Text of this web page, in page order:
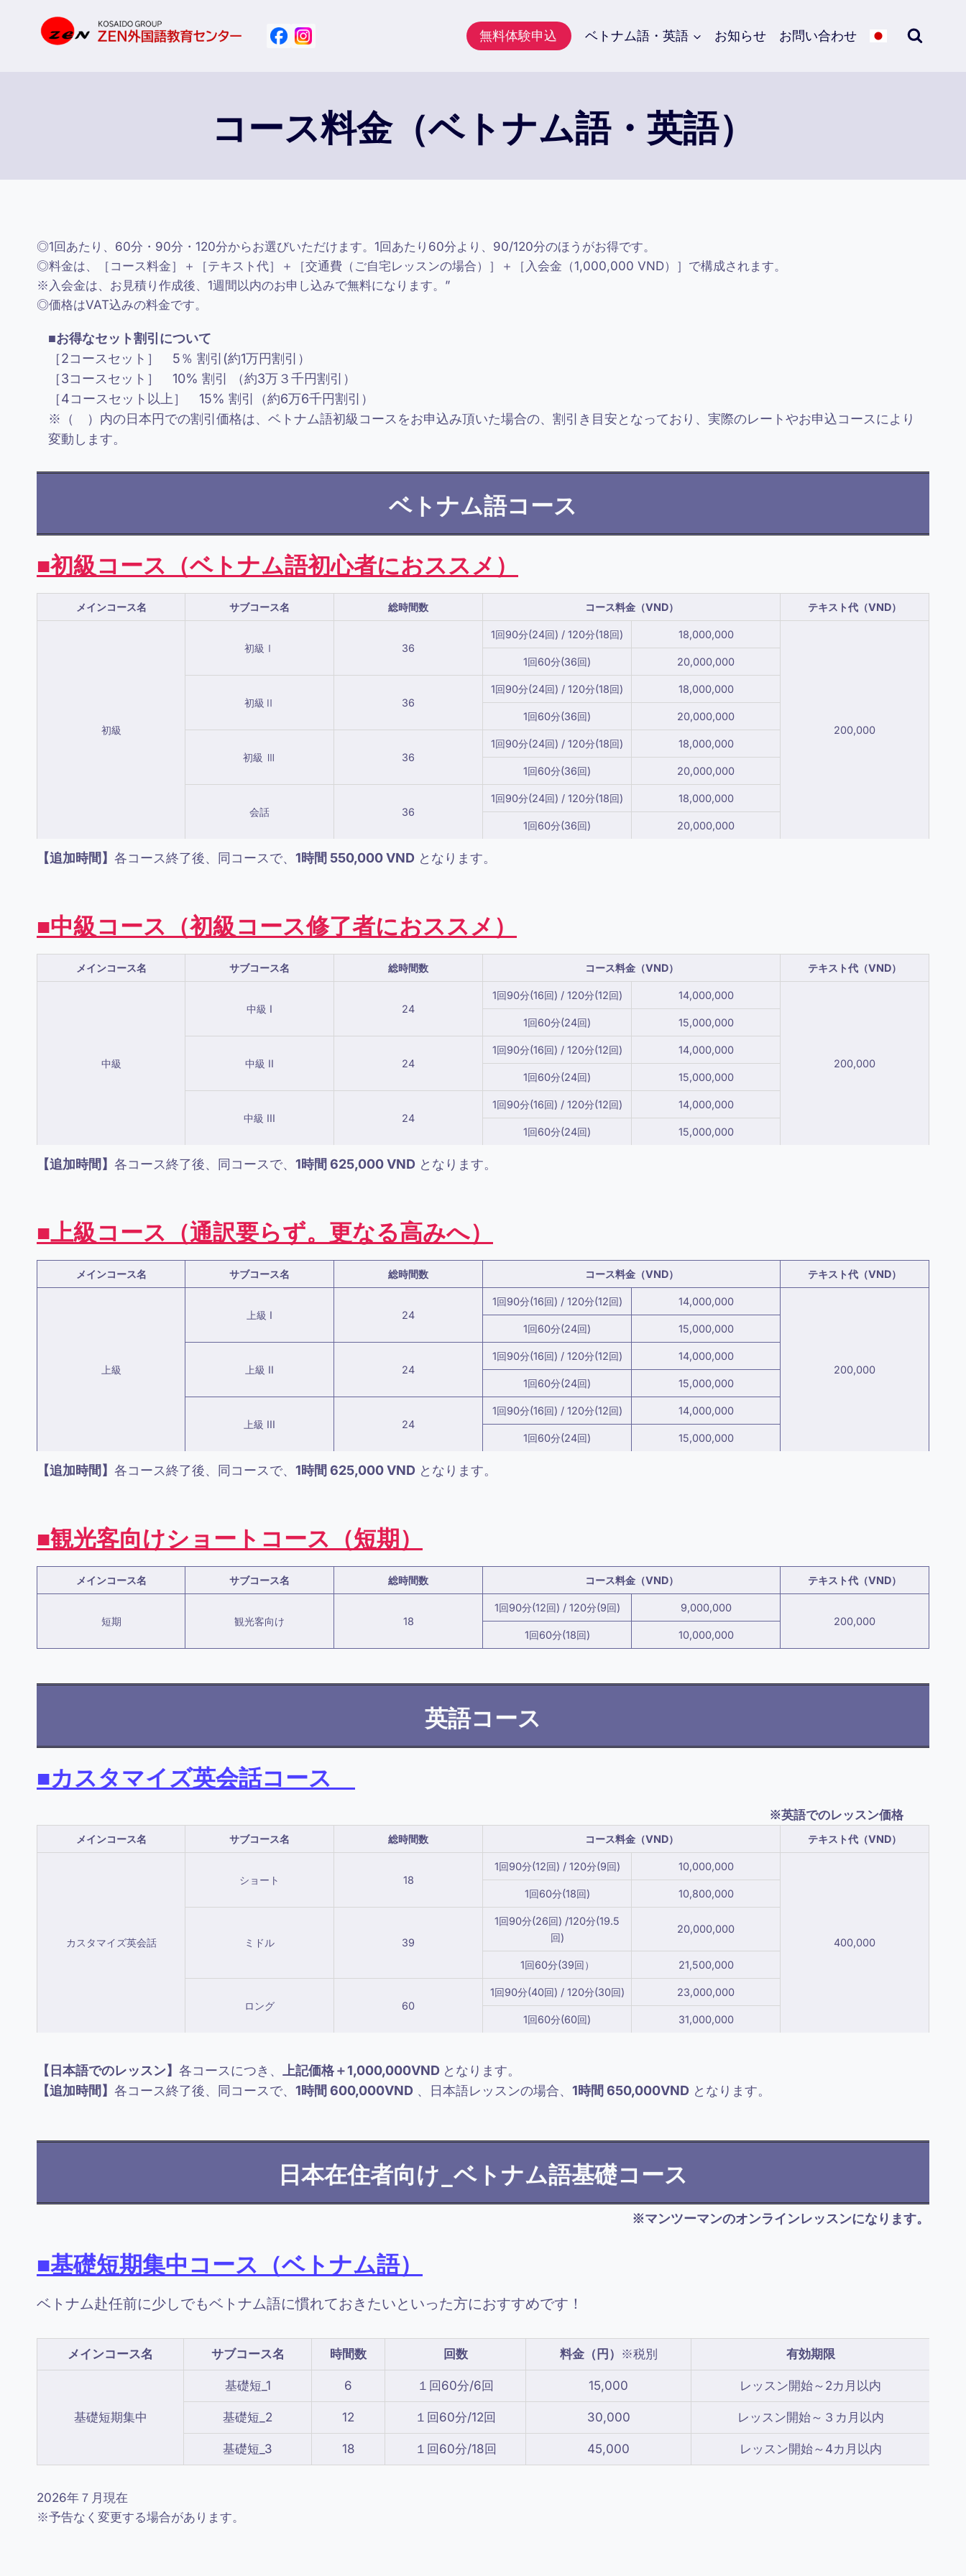
無料体験申込 ベトナム語・英語 お知らせ お問い合わせ
コース料金（ベトナム語・英語）
◎1回あたり、60分・90分・120分からお選びいただけます。1回あたり60分より、90/120分のほうがお得です。
◎料金は、［コース料金］＋［テキスト代］＋［交通費（ご自宅レッスンの場合）］＋［入会金（1,000,000 VND）］で構成されます。
※入会金は、お見積り作成後、1週間以内のお申し込みで無料になります。”
◎価格はVAT込みの料金です。
■お得なセット割引について
［2コースセット］ 5％ 割引(約1万円割引）
［3コースセット］ 10% 割引 （約3万３千円割引）
［4コースセット以上］ 15% 割引（約6万6千円割引）
※（ ）内の日本円での割引価格は、ベトナム語初級コースをお申込み頂いた場合の、割引き目安となっており、実際のレートやお申込コースにより
変動します。
ベトナム語コース
■初級コース（ベトナム語初心者におススメ）
メインコース名 サブコース名 総時間数 コース料金（VND） テキスト代（VND）
初級
初級Ⅰ 36
1回90分(24回) / 120分(18回) 18,000,000
200,000
1回60分(36回) 20,000,000
初級Ⅱ 36
1回90分(24回) / 120分(18回) 18,000,000
1回60分(36回) 20,000,000
初級 Ⅲ 36
1回90分(24回) / 120分(18回) 18,000,000
1回60分(36回) 20,000,000
会話 36
1回90分(24回) / 120分(18回) 18,000,000
1回60分(36回) 20,000,000
【追加時間】 各コース終了後、同コースで、 1時間 550,000 VND となります。
■中級コース （初級コース修了者におススメ）
メインコース名 サブコース名 総時間数 コース料金（VND） テキスト代（VND）
中級
中級 I 24
1回90分(16回) / 120分(12回) 14,000,000
200,000
1回60分(24回) 15,000,000
中級 II 24
1回90分(16回) / 120分(12回) 14,000,000
1回60分(24回) 15,000,000
中級 III 24
1回90分(16回) / 120分(12回) 14,000,000
1回60分(24回) 15,000,000
【追加時間】 各コース終了後、同コースで、 1時間 625,000 VND となります。
■上級コース （通訳要らず。更なる高みへ）
メインコース名 サブコース名 総時間数 コース料金（VND） テキスト代（VND）
上級
上級 I 24
1回90分(16回) / 120分(12回) 14,000,000
200,000
1回60分(24回) 15,000,000
上級 II 24
1回90分(16回) / 120分(12回) 14,000,000
1回60分(24回) 15,000,000
上級 III 24
1回90分(16回) / 120分(12回) 14,000,000
1回60分(24回) 15,000,000
【追加時間】 各コース終了後、同コースで、 1時間 625,000 VND となります。
■観光客向けショートコース（短期）
メインコース名 サブコース名 総時間数 コース料金（VND） テキスト代（VND）
短期 観光客向け 18
1回90分(12回) / 120分(9回)
9,000,000
200,000
1回60分(18回)
10,000,000
英語コース
■カスタマイズ英会話コース
※英語でのレッスン価格
メインコース名 サブコース名 総時間数 コース料金（VND） テキスト代（VND）
カスタマイズ英会話
ショート 18
1回90分(12回) / 120分(9回) 10,000,000
400,000
1回60分(18回) 10,800,000
ミドル 39
1回90分(26回) /120分(19.5
回)
20,000,000
1回60分(39回） 21,500,000
ロング 60
1回90分(40回) / 120分(30回) 23,000,000
1回60分(60回) 31,000,000
【日本語でのレッスン】 各コースにつき、 上記価格＋1,000,000VND となります。
【追加時間】 各コース終了後、同コースで、 1時間 600,000VND 、日本語レッスンの場合、 1時間 650,000VND となります。
日本在住者向け_ベトナム語基礎コース
※マンツーマンのオンラインレッスンになります。
■基礎短期集中コース（ベトナム語）
ベトナム赴任前に少しでもベトナム語に慣れておきたいといった方におすすめです！
メインコース名 サブコース名 時間数 回数 料金（円） ※税別 有効期限
基礎短期集中
基礎短_1 6 １回60分/6回 15,000 レッスン開始～2カ月以内
基礎短_2 12 １回60分/12回 30,000 レッスン開始～３カ月以内
基礎短_3 18 １回60分/18回 45,000 レッスン開始～4カ月以内
2026年７月現在
※予告なく変更する場合があります。